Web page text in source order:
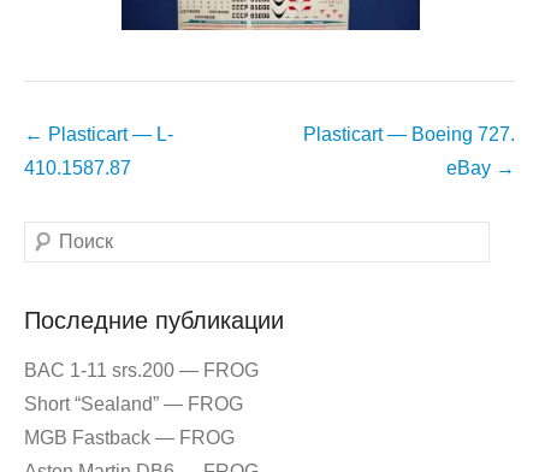
Навигация
по
← Plasticart — L-
410.1587.87
Plasticart — Boeing 727.
eBay →
Поиск
Последние публикации
BAC 1-11 srs.200 — FROG
Short “Sealand” — FROG
MGB Fastback — FROG